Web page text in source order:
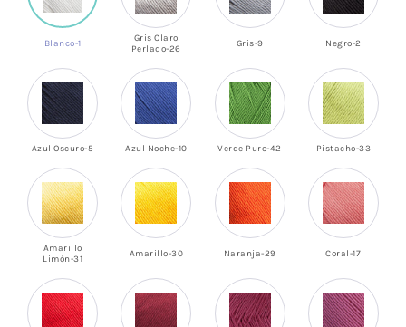
Blanco-1
Gris Claro
Perlado-26
Gris-9 Negro-2
Azul Oscuro-5 Azul Noche-10 Verde Puro-42 Pistacho-33
Amarillo
Limón-31
Amarillo-30 Naranja-29 Coral-17